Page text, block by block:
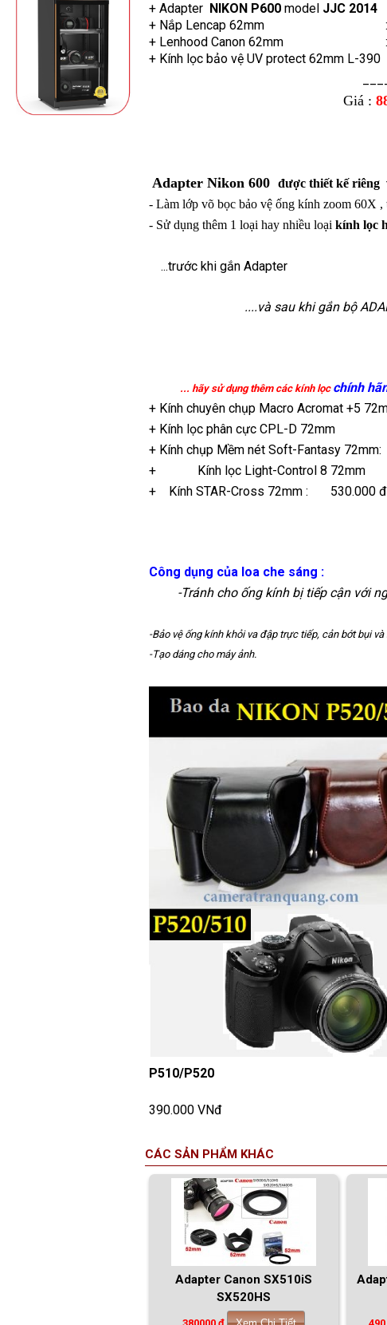
+ Adapter NIKON P600 model JJC 2014
+ Nắp Lencap 62mm :
+ Lenhood Canon 62mm :
+ Kính lọc bảo vệ UV protect 62mm L-
Giá :
Adapter Nikon 600 được thiết kế riêng
- Làm lớp võ bọc bảo vệ ống kính zoom 60X
- Sử dụng thêm 1 loại hay nhiều loại kính lọc
...trước khi gắn Adapter
....và sau khi gắn bộ
... hãy sử dụng thêm các kính lọc chính
+ Kính chuyên chụp Macro Acromat +5
+ Kính lọc phân cực CPL-D 72mm :
+ Kính chụp Mềm nét Soft-Fantasy 72mm:
+
Kính lọc Light-Control 8 72mm
+
Kính STAR-Cross 72mm : 530.000 đ
Công dụng của loa che sáng :
-Tránh cho ống kính bị tiếp cận với
-Bảo vệ ống kính khỏi va đập trực tiếp, cản bớt bụi
-Tạo dáng cho máy ảnh.
P510/P520
390.000 VNđ
CÁC SẢN PHẨM KHÁC
Adapter Canon SX510iS
SX520HS